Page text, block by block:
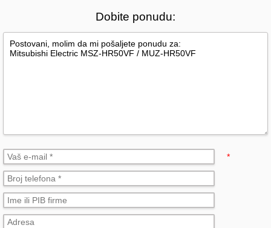
Dobite ponudu:
*